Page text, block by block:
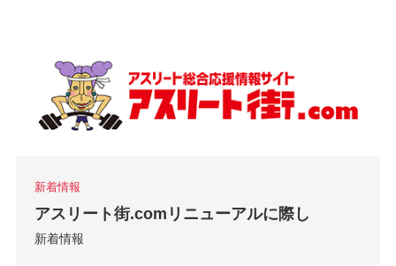
新着情報
アスリート街.comリニューアルに際し
新着情報